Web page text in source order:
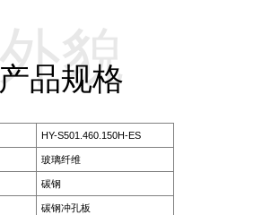
产品规格
外貌
HY-S501.460.150H-ES
玻璃纤维
碳钢
碳钢冲孔板